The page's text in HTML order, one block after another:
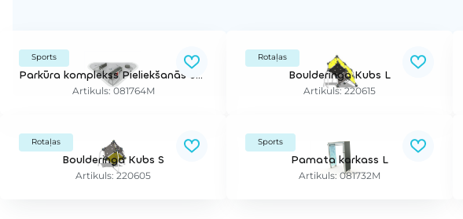
Sports
Parkūra komplekss Pieliekšanās un precizitāte
Artikuls: 081764M
Rotaļas
Boulderinga Kubs L
Artikuls: 220615
Rotaļas
Boulderinga Kubs S
Artikuls: 220605
Sports
Pamata karkass L
Artikuls: 081732M